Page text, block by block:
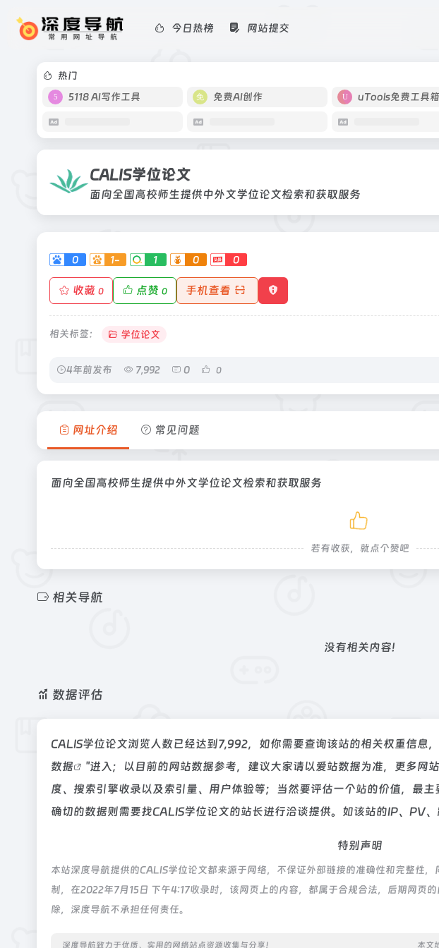
今日热榜 网站提交
热门
5118 AI写作工具
免费AI创作 uTools免费工具箱
CALIS学位论文
面向全国高校师生提供中外文学位论文检索和获取服务
0 1- 1 0 0
收藏 0 点赞 0 手机查看
相关标签： 学位论文
4年前发布 7,992 0 0
网址介绍 常见问题
面向全国高校师生提供中外文学位论文检索和获取服务
若有收获，就点个赞吧
相关导航
没有相关内容!
数据评估
CALIS学位论文浏览人数已经达到7,992，如你需要查询该站的相关权重信息
数据
"进入；以目前的网站数据参考，建议大家请以爱站数据为准，更多网
度、搜索引擎收录以及索引量、用户体验等；当然要评估一个站的价值，最
确切的数据则需要找CALIS学位论文的站长进行洽谈提供。如该站的IP、PV、
特别声明
本站深度导航提供的CALIS学位论文都来源于网络，不保证外部链接的准确性和完整性
制，在2022年7月15日 下午4:17收录时，该网页上的内容，都属于合规合法，后期网页
除，深度导航不承担任何责任。
深度导航致力于优质、实用的网络站点资源收集与分享！ 本文